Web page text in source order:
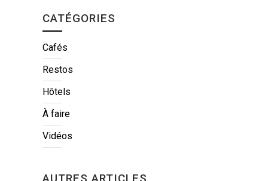
CATÉGORIES
Cafés
Restos
Hôtels
À faire
Vidéos